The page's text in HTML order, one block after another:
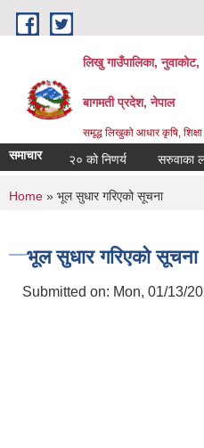
Skip to main content
लिखु गाउँपालिका, नुवाकोट,
बागमती प्रदेश, नेपाल
समृद्ध लिखुको आधार कृषि, शिक्षा
समाचार
२०८३।०४।२० को निणर्य सरुवाका
You are here
Home » भूल सुधार गरिएको सूचना
भूल सुधार गरिएको सूचना
Submitted on: Mon, 01/13/